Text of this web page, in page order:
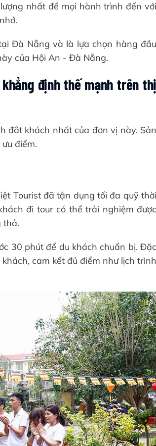
nhất để mọi hành trình đến với
Đà Nẵng và là lựa chọn hàng đầu
của Hội An - Đà Nẵng.
định thế mạnh trên thị
đắt khách nhất của đơn vị này. Sản
điểm.
Tourist đã tận dụng tối đa quỹ thời
đi tour có thể trải nghiệm được
thả.
30 phút để du khách chuẩn bị. Đặc
cam kết đủ điểm như lịch trình